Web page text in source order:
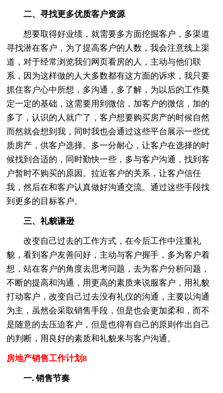
二、寻找更多优质客户资源
想要取得好业绩，就需要多方面挖掘客户，多渠道
寻找潜在客户，为了提高客户的人数，我会注意线上渠
道，对于经常浏览我们网页看房的人，主动与他们联
系，因为这样做的人大多数都有这方面的诉求，我只要
抓住客户心中所想，多沟通，多了解，为以后的工作奠
定一定的基础，这需要用到微信，加客户的微信，加的
多了，认识的人就广了，客户想要购买房产的时候自然
而然就会想到我，同时我也会通过这些平台展示一些优
质房产，供客户选择。多一分耐心，让客户在选择的时
候找到合适的，同时勤快一些，多与客户沟通，找到客
户暂时不购买的原因。拉近客户的关系，让客户信任
我，然后在和客户认真做好沟通交流。通过这些手段找
到更多的目标客户。
三、礼貌谦逊
改变自己过去的工作方式，在今后工作中注重礼
貌，看到客户友善问好，主动与客户握手，多为客户着
想，站在客户的角度去思考问题，去为客户分析问题，
不断的提高和沟通，用更高的素质来说服客户，用礼貌
打动客户，改变自己过去没有礼仪的沟通，主要以沟通
为主，虽然会采取销售手段，但是也会更加柔和，而不
是随意的去压迫客户，但是也得有自己的原则作出自己
的判断，用良好的素质和礼貌来与客户沟通。
房地产销售工作计划8
一. 销售节奏